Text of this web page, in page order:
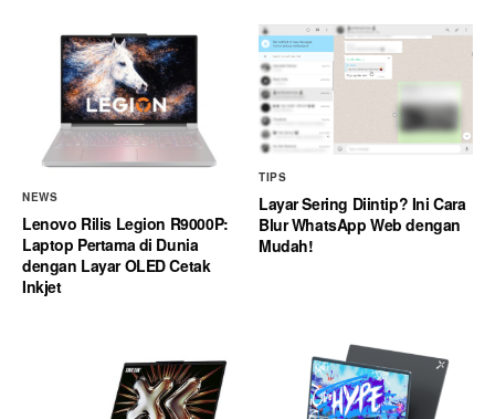
NEWS
Lenovo Rilis Legion R9000P:
Laptop Pertama di Dunia
dengan Layar OLED Cetak
Inkjet
TIPS
Layar Sering Diintip? Ini Cara
Blur WhatsApp Web dengan
Mudah!